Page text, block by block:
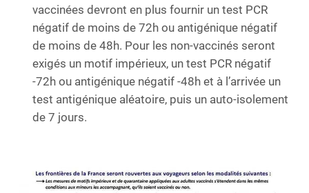
vaccinées devront en plus fournir un test PCR
négatif de moins de 72h ou antigénique négatif
de moins de 48h. Pour les non-vaccinés seront
exigés un motif impérieux, un test PCR négatif
-72h ou antigénique négatif -48h et à l’arrivée un
test antigénique aléatoire, puis un auto-isolement
de 7 jours.